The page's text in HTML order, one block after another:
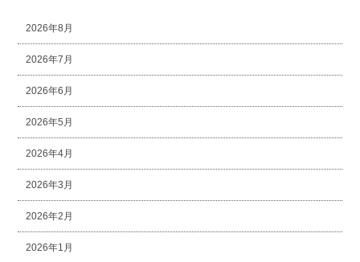
2026年8月
2026年7月
2026年6月
2026年5月
2026年4月
2026年3月
2026年2月
2026年1月